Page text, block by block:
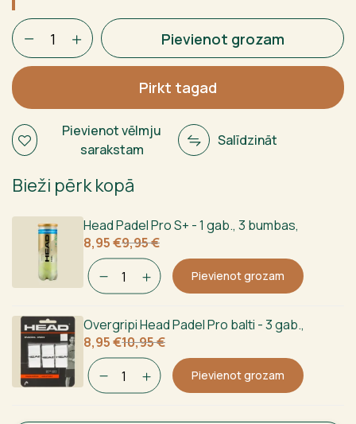
Siux
Pegasus
Pro
Lava
Orange
2026
daudzums
Pievienot grozam
Pirkt tagad
Pievienot vēlmju
sarakstam
Salīdzināt
Bieži pērk kopā
Head Padel Pro S+ - 1 gab., 3 bumbas,
9,95€
Sākotnējā
cena
bija:
9,95 €.
8,95€
Current
price
is:
8,95 €.
Pievienot grozam
Overgripi Head Padel Pro balti - 3 gab.,
10,95€
Sākotnējā
cena
bija:
10,95 €.
8,95€
Current
price
is:
8,95 €.
Pievienot grozam